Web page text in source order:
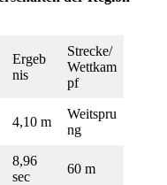
Ergeb
nis
Strecke/
Wettkam
pf
4,10 m
Weitspru
ng
8,96
sec
60 m